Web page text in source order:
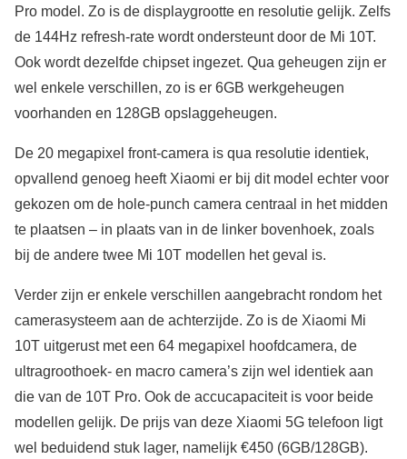
Pro model. Zo is de displaygrootte en resolutie gelijk. Zelfs
de 144Hz refresh-rate wordt ondersteunt door de Mi 10T.
Ook wordt dezelfde chipset ingezet. Qua geheugen zijn er
wel enkele verschillen, zo is er 6GB werkgeheugen
voorhanden en 128GB opslaggeheugen.
De 20 megapixel front-camera is qua resolutie identiek,
opvallend genoeg heeft Xiaomi er bij dit model echter voor
gekozen om de hole-punch camera centraal in het midden
te plaatsen – in plaats van in de linker bovenhoek, zoals
bij de andere twee Mi 10T modellen het geval is.
Verder zijn er enkele verschillen aangebracht rondom het
camerasysteem aan de achterzijde. Zo is de Xiaomi Mi
10T uitgerust met een 64 megapixel hoofdcamera, de
ultragroothoek- en macro camera’s zijn wel identiek aan
die van de 10T Pro. Ook de accucapaciteit is voor beide
modellen gelijk. De prijs van deze Xiaomi 5G telefoon ligt
wel beduidend stuk lager, namelijk €450 (6GB/128GB).